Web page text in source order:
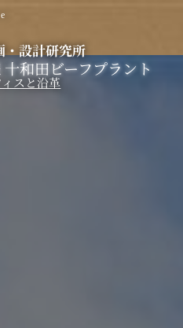
・設計研究所
スと沿革
和田ビーフプラント